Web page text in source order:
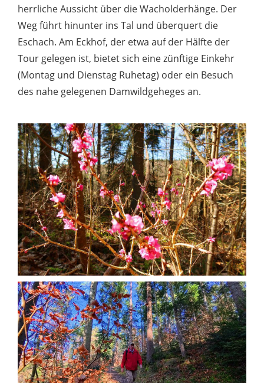
herrliche Aussicht über die Wacholderhänge. Der
Weg führt hinunter ins Tal und überquert die
Eschach. Am Eckhof, der etwa auf der Hälfte der
Tour gelegen ist, bietet sich eine zünftige Einkehr
(Montag und Dienstag Ruhetag) oder ein Besuch
des nahe gelegenen Damwildgeheges an.